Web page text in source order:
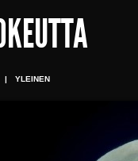
| YLEINEN